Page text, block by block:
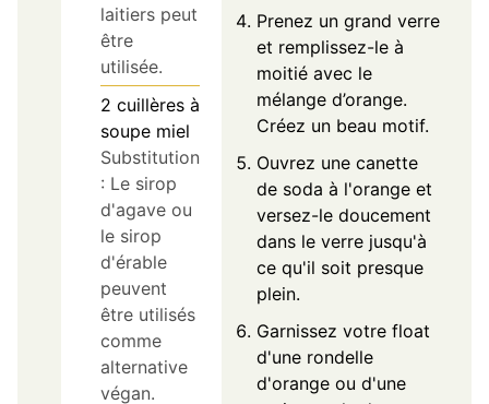
laitiers peut
être
utilisée.
2 cuillères à
soupe miel
Substitution
: Le sirop
d'agave ou
le sirop
d'érable
peuvent
être utilisés
comme
alternative
végan.
Prenez un grand verre
et remplissez-le à
moitié avec le
mélange d’orange.
Créez un beau motif.
Ouvrez une canette
de soda à l'orange et
versez-le doucement
dans le verre jusqu'à
ce qu'il soit presque
plein.
Garnissez votre float
d'une rondelle
d'orange ou d'une